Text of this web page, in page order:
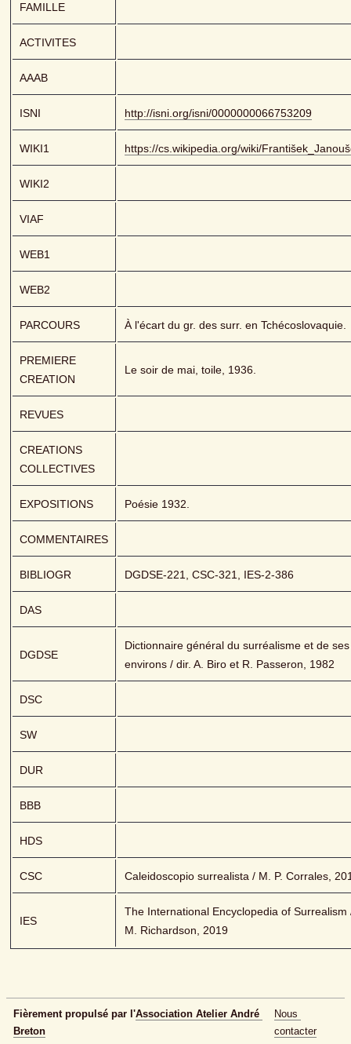
FAMILLE
ACTIVITES
AAAB
ISNI http://isni.org/isni/0000000066753209
WIKI1 https://cs.wikipedia.org/wiki/
WIKI2
VIAF
WEB1
WEB2
PARCOURS À l'écart du gr. des surr. en Tchécoslovaquie.
PREMIERE
CREATION
Le soir de mai, toile, 1936.
REVUES
CREATIONS
COLLECTIVES
EXPOSITIONS Poésie 1932.
COMMENTAIRES
BIBLIOGR DGDSE-221, CSC-321, IES-2-386
DAS
DGDSE
Dictionnaire général du surréalisme et de ses
environs / dir. A. Biro et R. Passeron, 1982
DSC
SW
DUR
BBB
HDS
CSC Caleidoscopio surrealista / M. P. Corrales,
IES
The International Encyclopedia of Surrealism
M. Richardson, 2019
Fièrement propulsé par l'Association Atelier André
Breton
Nous
contacter